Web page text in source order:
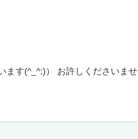
ます(^_^;)） お許しくださいませ